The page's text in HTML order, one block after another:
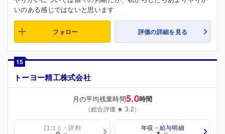
いのある感じではないと思います
フォロー 評価の詳細を見る
15
トーヨー精工株式会社
月の平均残業時間5.0時間
（総合評価 ★ 3.2）
口コミ・評判 年収・給与明細